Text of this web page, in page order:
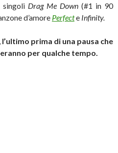
singoli Drag Me Down (#1 in 90
d’amore Perfecte Infinity.
l’ultimo prima di una pausa che
per qualche tempo.